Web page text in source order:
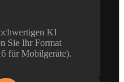
KI
Sie Ihr Format
für Mobilgeräte).